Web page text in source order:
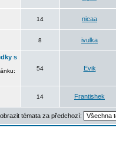
14 nicaa
8 ivulka
s
54 Evik
14 Frantishek
témata za předchozí: